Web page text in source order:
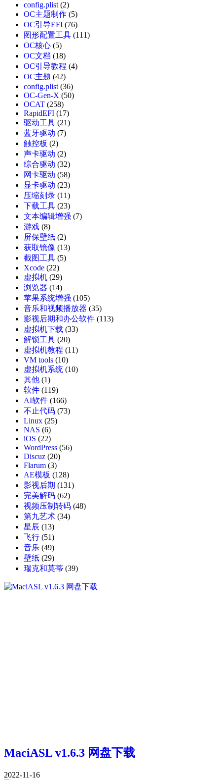
config.plist(2)
OC主题制作 (5)
OC引导EFI (76)
图形配置工具 (111)
OC核心 (5)
OC文档 (18)
OC引导教程 (4)
OC主题 (42)
config.plist(36)
OC-Gen-X (50)
OCAT (258)
RapidEFI (17)
驱动工具 (21)
蓝牙驱动 (7)
触控板 (2)
声卡驱动 (2)
综合驱动 (32)
网卡驱动 (58)
显卡驱动 (23)
压缩刻录 (11)
下载工具 (23)
文本编辑增强 (7)
游戏 (8)
屏保壁纸 (2)
获取镜像 (13)
截图工具 (5)
Xcode (22)
虚拟机 (29)
浏览器 (14)
苹果系统增强 (105)
音乐和视频播放器 (35)
影视后期和办公软件 (113)
虚拟机下载 (33)
解锁工具 (20)
虚拟机教程 (11)
VM tools (10)
虚拟机系统 (10)
其他 (1)
软件 (119)
AI软件 (166)
不止代码 (73)
Linux (25)
NAS (6)
iOS (22)
WordPress (56)
Discuz (20)
Flarum (3)
AE模板 (128)
影视后期 (131)
完美解码 (62)
视频压制转码 (48)
第九艺术 (34)
星辰 (13)
飞行 (51)
音乐 (49)
壁纸 (29)
瑞克和莫蒂 (39)
MaciASL v1.6.3 网盘下载
2022-11-16